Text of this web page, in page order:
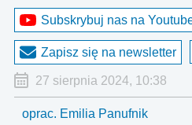
Subskrybuj nas na
Zapisz się na newsletter
27 sierpnia 2024, 10:38
oprac. Emilia Panufnik